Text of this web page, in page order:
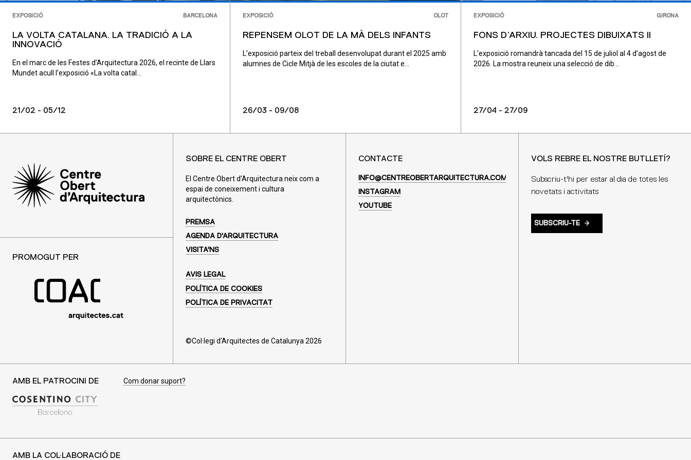
EXPOSICIÓ BARCELONA
LA VOLTA CATALANA. LA TRADICIÓ A LA
INNOVACIÓ
En el marc de les Festes d’Arquitectura 2026, el recinte de Llars
Mundet acull l’exposició «La volta catal...
21/02 - 05/12
EXPOSICIÓ OLOT
REPENSEM OLOT DE LA MÀ DELS INFANTS
L’exposició parteix del treball desenvolupat durant el 2025 amb
alumnes de Cicle Mitjà de les escoles de la ciutat e...
26/03 - 09/08
EXPOSICIÓ GIRONA
FONS D’ARXIU. PROJECTES DIBUIXATS II
L’exposició romandrà tancada del 15 de juliol al 4 d’agost de
2026. La mostra reuneix una selecció de dib...
27/04 - 27/09
PROMOGUT PER
SOBRE EL CENTRE OBERT
El Centre Obert d’Arquitectura neix com a
espai de coneixement i cultura
arquitectònics.
PREMSA
AGENDA D'ARQUITECTURA
VISITA'NS
AVIS LEGAL
POLÍTICA DE COOKIES
POLÍTICA DE PRIVACITAT
©Col·legi d'Arquitectes de Catalunya 2026
CONTACTE
INFO@CENTREOBERTARQUITECTURA.COM
INSTAGRAM
YOUTUBE
VOLS REBRE EL NOSTRE BUTLLETÍ?
Subscriu-t'hi per estar al dia de totes les
novetats i activitats
SUBSCRIU-TE
AMB EL PATROCINI DE Com donar suport?
AMB LA COL·LABORACIÓ DE